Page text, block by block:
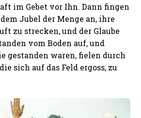
im Gebet vor Ihn. Dann fingen
Jubel der Menge an, ihre
zu strecken, und der Glaube
vom Boden auf, und
gestanden waren, fielen durch
sich auf das Feld ergoss, zu